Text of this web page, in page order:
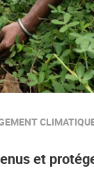
et